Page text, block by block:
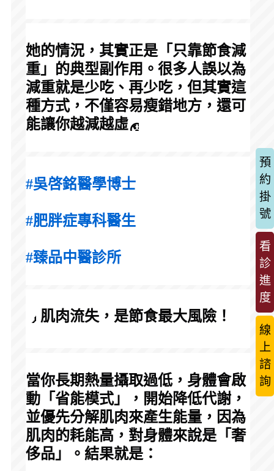
預
約
掛
號
看
診
進
度
線
上
諮
詢
她的情況，其實正是「只靠節食減
重」的典型副作用。很多人誤以為
減重就是少吃、再少吃，但其實這
種方式，不僅容易瘦錯地方，還可
能讓你越減越虛
#吳啓銘醫學博士
#肥胖症專科醫生
#臻品中醫診所
肌肉流失，是節食最大風險！
當你長期熱量攝取過低，身體會啟
動「省能模式」，開始降低代謝，
並優先分解肌肉來產生能量，因為
肌肉的耗能高，對身體來說是「奢
侈品」。結果就是：